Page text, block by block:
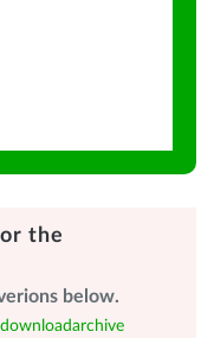
the
below.
downloadarchive